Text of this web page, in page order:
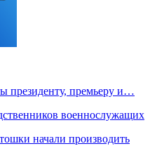
президенту, премьеру и…
военнослужащих
начали производить